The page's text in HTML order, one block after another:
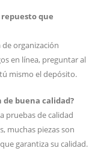
que
organización
en línea, preguntar al
mismo el depósito.
de buena calidad?
pruebas de calidad
muchas piezas son
garantiza su calidad.